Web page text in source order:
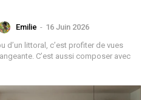
Emilie - 16 Juin 2026
d’un littoral, c’est profiter de vues
C’est aussi composer avec